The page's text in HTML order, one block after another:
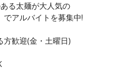
る太麺が大人気の
アルバイトを募集中!
方歓迎(金・土曜日)